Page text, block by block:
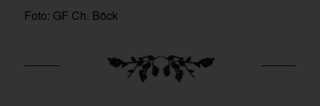
Foto: GF Ch. Böck